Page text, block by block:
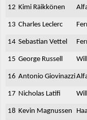
12 Kimi Räikkönen
13 Charles Leclerc
14 Sebastian Vettel
15 George Russell
16 Antonio Giovinazzi
17 Nicholas Latifi
18 Kevin Magnussen